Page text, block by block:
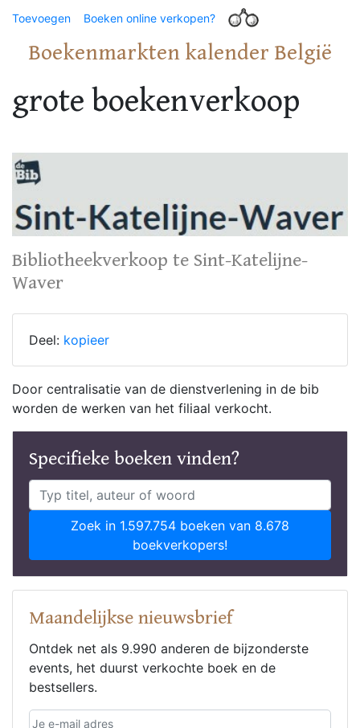
Toevoegen Boeken online verkopen?
Boekenmarkten kalender België
grote boekenverkoop
Bibliotheekverkoop te Sint-Katelijne-
Waver
Deel: kopieer
Door centralisatie van de dienstverlening in de bib
worden de werken van het filiaal verkocht.
Specifieke boeken vinden?
Zoek in 1.597.754 boeken van 8.678
boekverkopers!
Maandelijkse nieuwsbrief
Ontdek net als 9.990 anderen de bijzonderste
events, het duurst verkochte boek en de
bestsellers.